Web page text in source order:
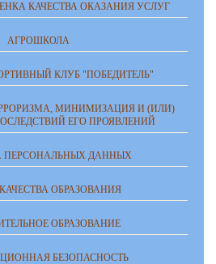
КАЧЕСТВА ОКАЗАНИЯ УСЛУГ
АГРОШКОЛА
КЛУБ "ПОБЕДИТЕЛЬ"
МИНИМИЗАЦИЯ И (ИЛИ)
ЕГО ПРОЯВЛЕНИЙ
ПЕРСОНАЛЬНЫХ ДАННЫХ
ОБРАЗОВАНИЯ
ОБРАЗОВАНИЕ
БЕЗОПАСНОСТЬ